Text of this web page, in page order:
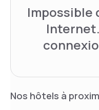
Impossible
Nos hôtels à